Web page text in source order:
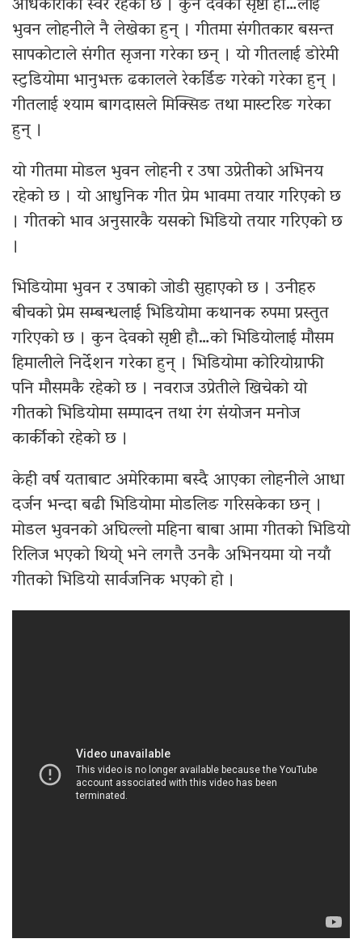
भुवन लोहनीले नै लेखेका हुन् । गीतमा संगीतकार बसन्त
सापकोटाले संगीत सृजना गरेका छन् । यो गीतलाई डोरेमी
स्टुडियोमा भानुभक्त ढकालले रेकर्डिङ गरेको गरेका हुन् ।
गीतलाई श्याम बागदासले मिक्सिङ तथा मास्टरिङ गरेका
हुन् ।
यो गीतमा मोडल भुवन लोहनी र उषा उप्रेतीको अभिनय
रहेको छ । यो आधुनिक गीत प्रेम भावमा तयार गरिएको छ
। गीतको भाव अनुसारकै यसको भिडियो तयार गरिएको छ
।
भिडियोमा भुवन र उषाको जोडी सुहाएको छ । उनीहरु
बीचको प्रेम सम्बन्धलाई भिडियोमा कथानक रुपमा प्रस्तुत
गरिएको छ । कुन देवको सृष्टी हौ…को भिडियोलाई मौसम
हिमालीले निर्देशन गरेका हुन् । भिडियोमा कोरियोग्राफी
पनि मौसमकै रहेको छ । नवराज उप्रेतीले खिचेको यो
गीतको भिडियोमा सम्पादन तथा रंग संयोजन मनोज
कार्कीको रहेको छ ।
केही वर्ष यताबाट अमेरिकामा बस्दै आएका लोहनीले आधा
दर्जन भन्दा बढी भिडियोमा मोडलिङ गरिसकेका छन् ।
मोडल भुवनको अघिल्लो महिना बाबा आमा गीतको भिडियो
रिलिज भएको थियो् भने लगत्तै उनकै अभिनयमा यो नयाँ
गीतको भिडियो सार्वजनिक भएको हो ।